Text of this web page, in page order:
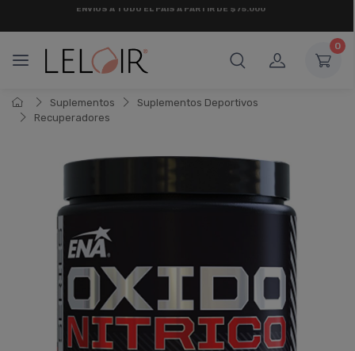
0
Suplementos
Suplementos Deportivos
Recuperadores